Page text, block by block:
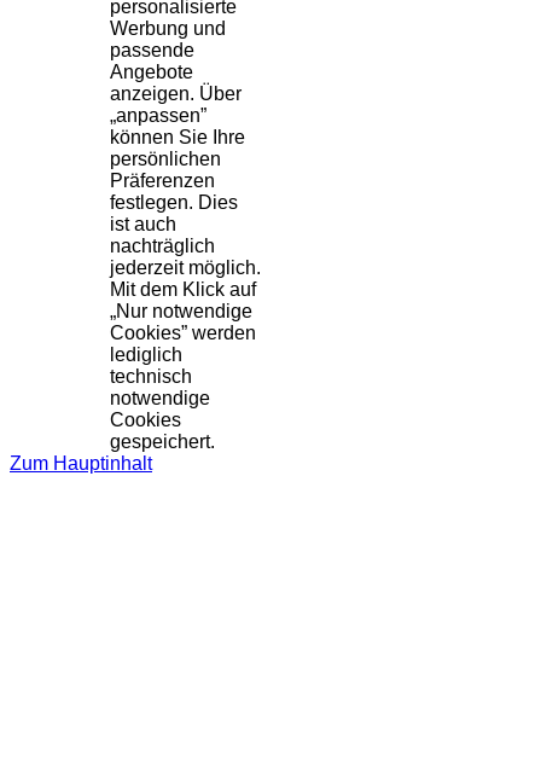
personalisierte
Werbung und
passende
Angebote
anzeigen. Über
„anpassen”
können Sie Ihre
persönlichen
Präferenzen
festlegen. Dies
ist auch
nachträglich
jederzeit möglich.
Mit dem Klick auf
„Nur notwendige
Cookies” werden
lediglich
technisch
notwendige
Cookies
gespeichert.
Zum Hauptinhalt